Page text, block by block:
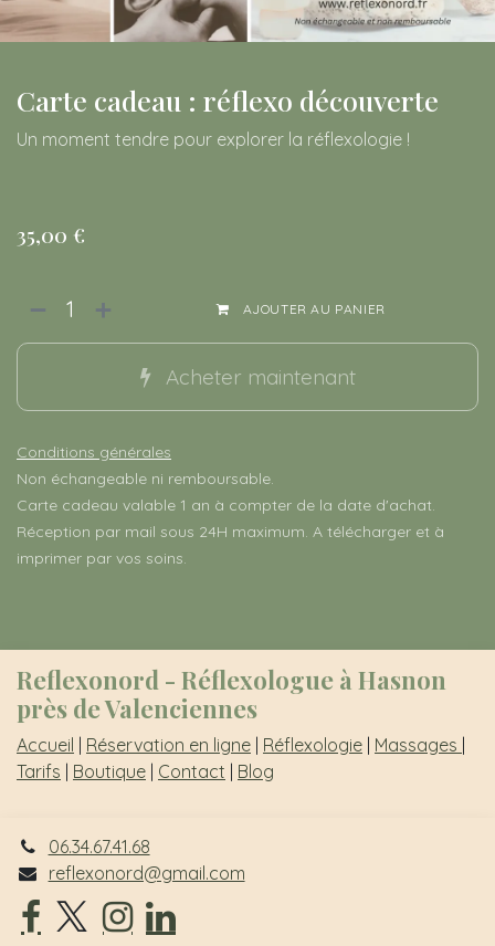
Carte cadeau : réflexo découverte
Un moment tendre pour explorer la réflexologie !
35,00 €
AJOUTER AU PANIER
Acheter maintenant
Conditions générales
Non échangeable ni remboursable.
Carte cadeau valable 1 an à compter de la date d'achat.
Réception par mail sous 24H maximum. A télécharger et à
imprimer par vos soins.
Reflexonord - Réflexologue à Hasnon
près de Valenciennes
Accueil | Réservation en ligne | Réflexologie | Massages |
Tarifs | Boutique | Contact | Blog
06.34.67.41.68
reflexonord@gmail.com